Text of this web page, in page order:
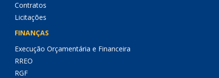
Contratos
Licitações
FINANÇAS
Execução Orçamentária e Financeira
RREO
RGF